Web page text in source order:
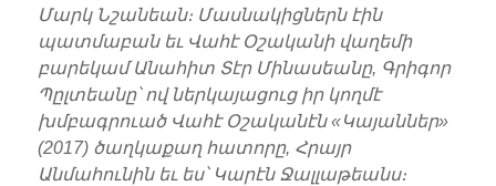
Մարկ Նշանեան։ Մասնակիցներն էին
պատմաբան եւ Վահէ Օշականի վաղեմի
բարեկամ Անահիտ Տէր Մինասեանը, Գրիգոր
Պըլտեանը՝ ով ներկայացուց իր կողմէ
խմբագրուած Վահէ Օշականէն «Կայաններ»
(2017) ծաղկաքաղ հատորը, Հրայր
Անմահունին եւ ես՝ Կարէն Ջալլաթեանս։